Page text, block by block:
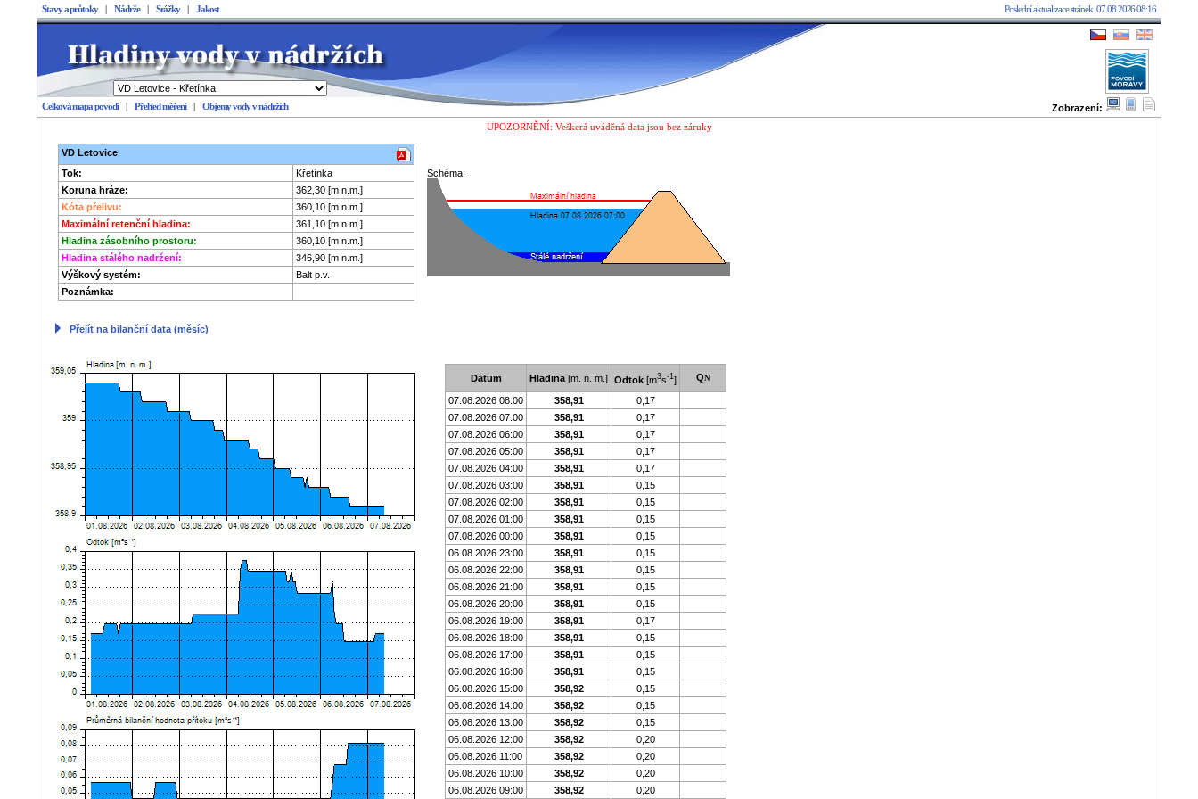
Stavy a průtoky Nádrže Srážky Jakost Poslední aktualizace stránek 07.08.2026 08:16
Celková mapa povodí Přehled měření Objemy vody v nádržích
Zobrazení:
UPOZORNĚNÍ: Veškerá uváděná data jsou bez záruky
VD Letovice
Tok:
Křetínka
Koruna hráze:
362,30 [m n.m.]
Kóta přelivu:
360,10 [m n.m.]
Maximální retenční hladina:
361,10 [m n.m.]
Hladina zásobního prostoru:
360,10 [m n.m.]
Hladina stálého nadržení:
346,90 [m n.m.]
Výškový systém:
Balt p.v.
Poznámka:
Schéma:
Přejít na bilanční data (měsíc)
Datum Hladina [m. n. m.] Odtok [m3s-1] QN
07.08.2026 08:00 358,91
0,17
07.08.2026 07:00
358,91
0,17
07.08.2026 06:00
358,91
0,17
07.08.2026 05:00
358,91
0,17
07.08.2026 04:00
358,91
0,17
07.08.2026 03:00
358,91
0,15
07.08.2026 02:00
358,91
0,15
07.08.2026 01:00
358,91
0,15
07.08.2026 00:00
358,91
0,15
06.08.2026 23:00
358,91
0,15
06.08.2026 22:00
358,91
0,15
06.08.2026 21:00
358,91
0,15
06.08.2026 20:00
358,91
0,15
06.08.2026 19:00
358,91
0,17
06.08.2026 18:00
358,91
0,15
06.08.2026 17:00
358,91
0,15
06.08.2026 16:00
358,91
0,15
06.08.2026 15:00
358,92
0,15
06.08.2026 14:00
358,92
0,15
06.08.2026 13:00
358,92
0,15
06.08.2026 12:00
358,92
0,20
06.08.2026 11:00
358,92
0,20
06.08.2026 10:00
358,92
0,20
06.08.2026 09:00
358,92 0,20